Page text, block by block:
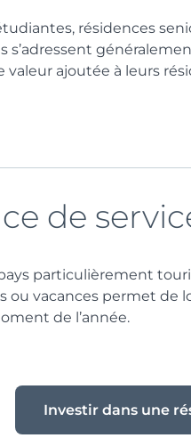
résidences
s’adressent
ajoutée à leurs
de
particulièrement
ou vacances permet
de l’année.
Investir dans une